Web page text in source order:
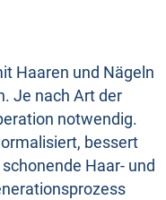
Haaren und Nägeln
Je nach Art der
notwendig.
bessert
Haar- und